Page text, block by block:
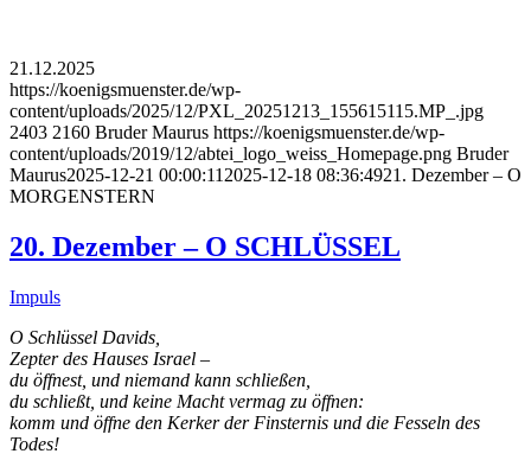
21.12.2025
https://koenigsmuenster.de/wp-
content/uploads/2025/12/PXL_20251213_155615115.MP_.jpg
2403 2160 Bruder Maurus https://koenigsmuenster.de/wp-
content/uploads/2019/12/abtei_logo_weiss_Homepage.png Bruder
Maurus2025-12-21 00:00:11 2025-12-18 08:36:4921. Dezember – O
MORGENSTERN
20. Dezember – O SCHLÜSSEL
Impuls
O Schlüssel Davids,
Zepter des Hauses Israel –
du öffnest, und niemand kann schließen,
du schließt, und keine Macht vermag zu öffnen:
komm und öffne den Kerker der Finsternis und die Fesseln des
Todes!